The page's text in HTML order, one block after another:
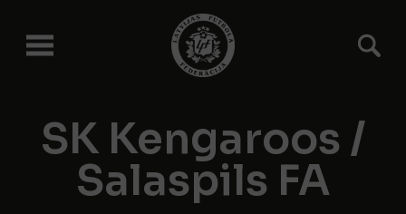
SK Kengaroos /
Salaspils FA